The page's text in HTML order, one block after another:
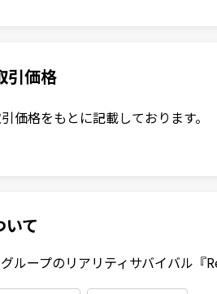
引価格
価格をもとに記載しております。
いて
ループのリアリティサバイバル